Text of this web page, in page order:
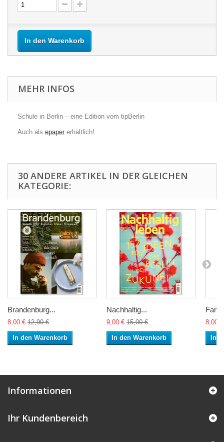
In den Warenkorb
MEHR INFOS
Schule in Berlin – eine Edition vom tipBerlin
Auch als epaper erhältlich!
30 ANDERE ARTIKEL IN DER GLEICHEN
KATEGORIE:
Brandenburg...
8,00 € 12,90 €
In den Warenkorb
Nachhaltig...
9,00 € 15,00 €
In den Warenkorb
8,00 €
In
Informationen
Ihr Kundenbereich